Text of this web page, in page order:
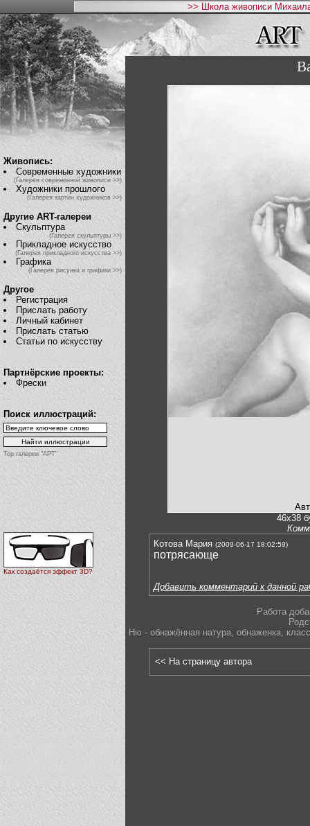
>> Школа живописи
Живопись:
Современные художники
(Галерея современной живописи >>)
Художники прошлого
(Галерея картин художников >>)
Другие ART-галереи
Скульптура
(Галерея скульптуры >>)
Прикладное искусство
(Галерея прикладного искусства >>)
Графика
(Галерея рисунка и графики >>)
Другое
Регистрация
Прислать работу
Личный кабинет
Прислать статью
Статьи по искусству
Партнёрские проекты:
Фрески
Поиск иллюстраций:
Top галереи "АРТ"
Как создаётся эффект 3D?
46x38
Котова Мария (2009-06-17 18:02:59)
потрясающе
Добавить комментарий к данной
Работа
Ню - обнажённая натура, обнаженка,
<< На страницу автора